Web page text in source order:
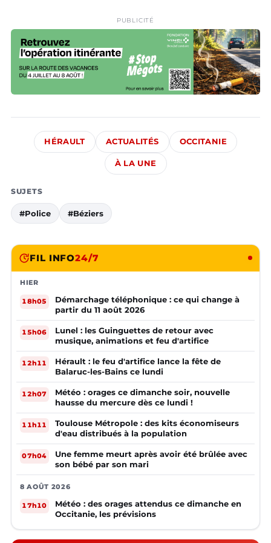
PUBLICITÉ
HÉRAULT ACTUALITÉS OCCITANIE
À LA UNE
SUJETS
#Police #Béziers
FIL INFO24/7
HIER
18h05
Démarchage téléphonique : ce qui change à
partir du 11 août 2026
15h06
Lunel : les Guinguettes de retour avec
musique, animations et feu d'artifice
12h11
Hérault : le feu d'artifice lance la fête de
Balaruc-les-Bains ce lundi
12h07
Météo : orages ce dimanche soir, nouvelle
hausse du mercure dès ce lundi !
11h11
Toulouse Métropole : des kits économiseurs
d'eau distribués à la population
07h04
Une femme meurt après avoir été brûlée avec
son bébé par son mari
8 AOÛT 2026
17h10
Météo : des orages attendus ce dimanche en
Occitanie, les prévisions